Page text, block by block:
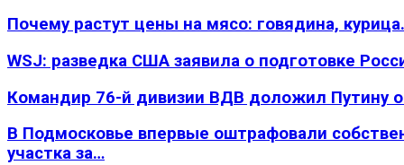
Почему растут цены на мясо: говядина,
WSJ: разведка США заявила о подготовке
Командир 76-й дивизии ВДВ доложил Путину
В Подмосковье впервые оштрафовали
участка за…